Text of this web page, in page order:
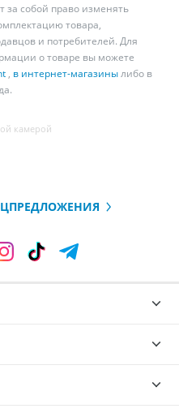
за собой право изменять
товара,
и потребителей. Для
о товаре вы можете
, в интернет-магазинылибо в
камерой